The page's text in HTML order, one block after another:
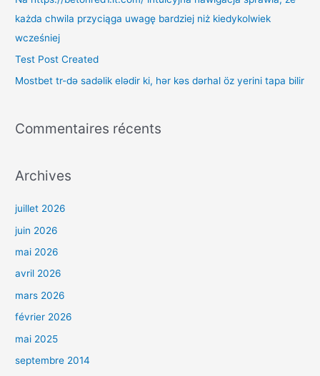
h
e
r
:
każda chwila przyciąga uwagę bardziej niż kiedykolwiek
wcześniej
Test Post Created
Mostbet tr-də sadəlik elədir ki, hər kəs dərhal öz yerini tapa bilir
Commentaires récents
Archives
juillet 2026
juin 2026
mai 2026
avril 2026
mars 2026
février 2026
mai 2025
septembre 2014